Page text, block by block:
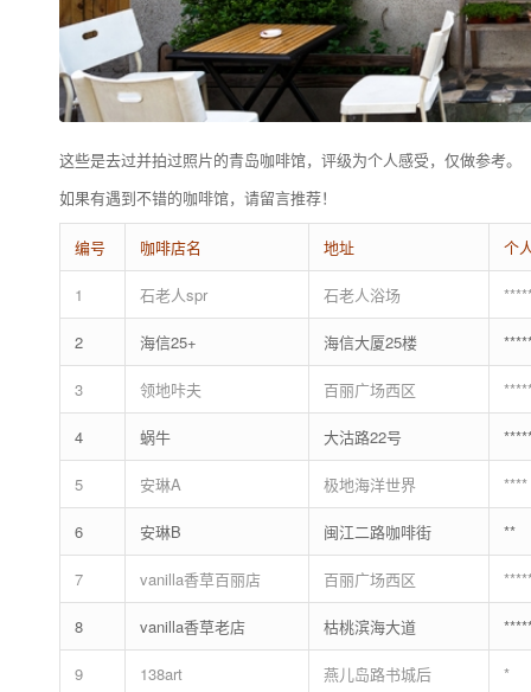
这些是去过并拍过照片的青岛咖啡馆，评级为个人感受，仅做参考。
如果有遇到不错的咖啡馆，请留言推荐！
编号 咖啡店名 地址 个
1 石老人spr 石老人浴场
2 海信25+ 海信大厦25楼
3 领地咔夫 百丽广场西区
4 蜗牛 大沽路22号
5 安琳A 极地海洋世界 ****
6 安琳B 闽江二路咖啡街 **
7 vanilla香草百丽店 百丽广场西区
8 vanilla香草老店 枯桃滨海大道
9 138art 燕儿岛路书城后 *